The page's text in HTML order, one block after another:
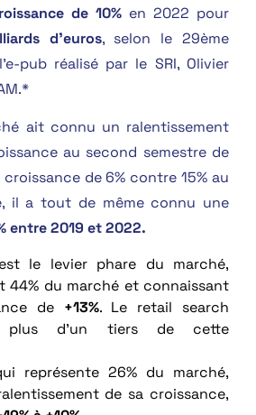
de 10% en 2022 pour
d’euros, selon le 29ème
pub réalisé par le SRI, Olivier
ait connu un ralentissement
au second semestre de
croissance de 6% contre 15% au
il a tout de même connu une
entre 2019 et 2022.
est le levier phare du marché,
44% du marché et connaissant
de +13%. Le retail search
plus d’un tiers de cette
représente 26% du marché,
de sa croissance,